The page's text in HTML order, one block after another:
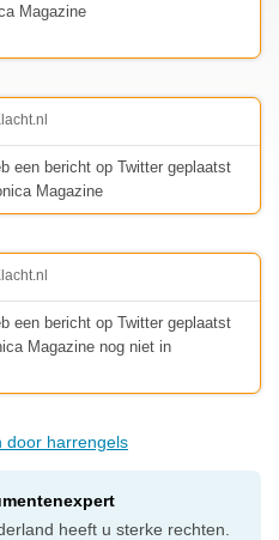
Magazine
een bericht op Twitter geplaatst
Magazine
een bericht op Twitter geplaatst
Magazine nog niet in
door harrengels
heeft u sterke rechten.